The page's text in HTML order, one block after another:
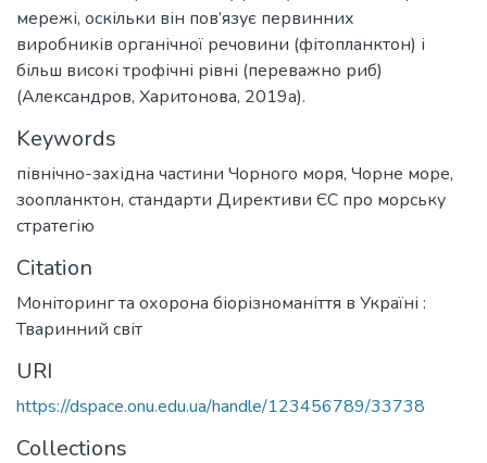
мережі, оскільки він пов’язує первинних
виробників органічної речовини (фітопланктон) і
більш високі трофічні рівні (переважно риб)
(Александров, Харитонова, 2019a).
Keywords
північно-західна частини Чорного моря, Чорне море,
зоопланктон, стандарти Директиви ЄС про морську
стратегію
Citation
Моніторинг та охорона біорізноманіття в Україні :
Тваринний світ
URI
https://dspace.onu.edu.ua/handle/123456789/33738
Collections